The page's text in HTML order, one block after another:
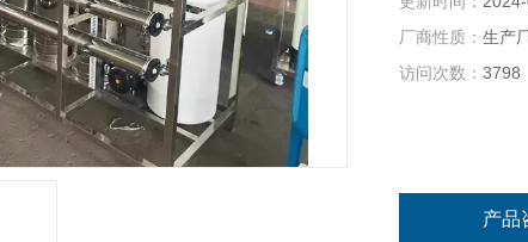
厂商性质： 生产
访问次数： 3798
产品